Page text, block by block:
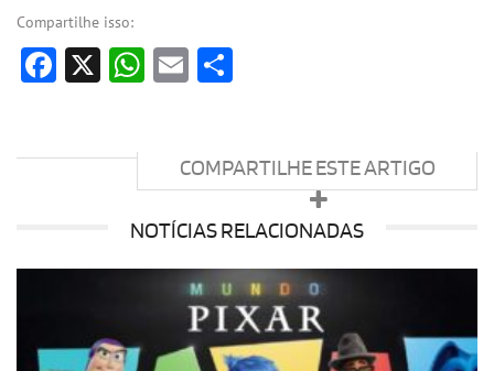
Compartilhe isso:
Facebook
X WhatsApp
Email
COMPARTILHE ESTE ARTIGO
NOTÍCIAS RELACIONADAS